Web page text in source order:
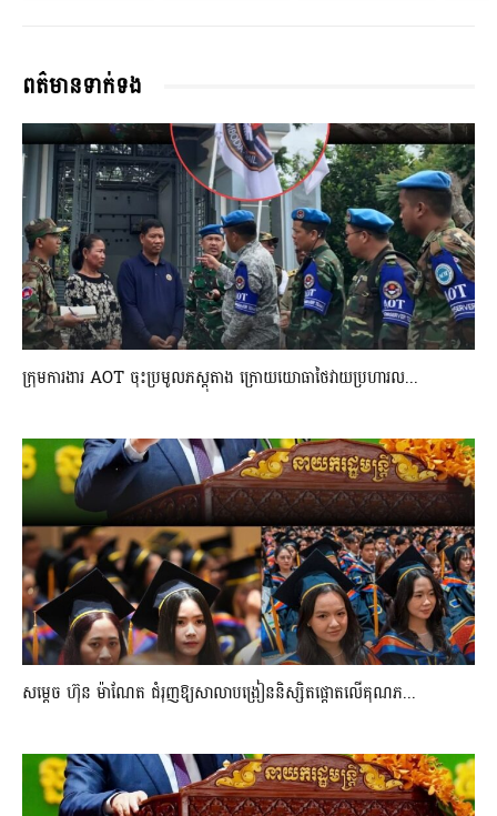
ពត៌មានទាក់ទង
ក្រុមការងារ AOT ចុះប្រមូលភស្តុតាង ក្រោយយោធាថៃវាយប្រហារល...
សម្តេច ហ៊ុន ម៉ាណែត ជំរុញឱ្យសាលាបង្រៀននិស្សិតផ្តោតលើគុណភ...